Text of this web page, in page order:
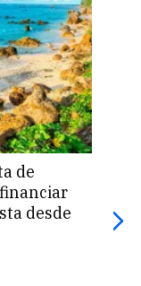
de
desde